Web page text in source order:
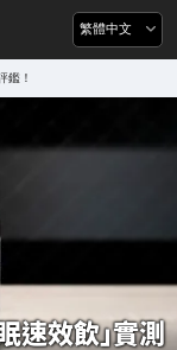
繁體中文
鑑！
速效飲」實測